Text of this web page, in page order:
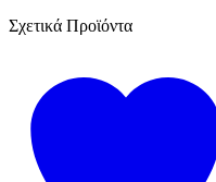
Σχετικά Προϊόντα